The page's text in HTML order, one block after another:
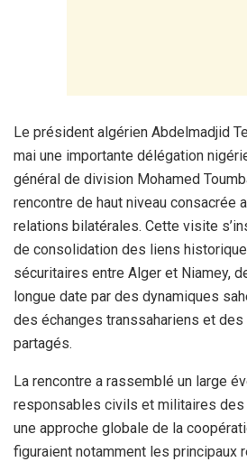
Le président algérien Abdelmadjid
mai une importante délégation
général de division Mohamed
rencontre de haut niveau consacrée
relations bilatérales. Cette visite
de consolidation des liens
sécuritaires entre Alger et Niamey,
longue date par des dynamiques
des échanges transsahariens et
partagés.
La rencontre a rassemblé un large
responsables civils et militaires des
une approche globale de la
figuraient notamment les principaux